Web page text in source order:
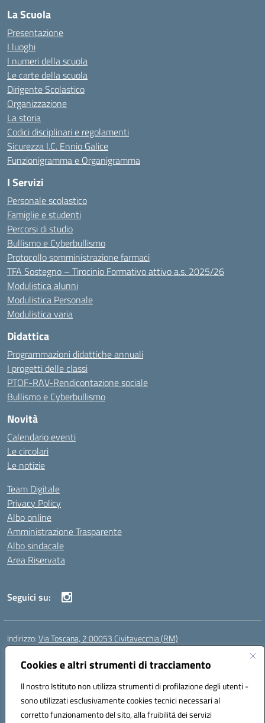
Cookies e altri strumenti di tracciamento
Il nostro Istituto non utilizza strumenti di profilazione degli utenti -
sono utilizzati esclusivamente cookies tecnici necessari al
corretto funzionamento del sito, alla fruibilità dei servizi
La Scuola
Presentazione
I luoghi
I numeri della scuola
Le carte della scuola
Dirigente Scolastico
Organizzazione
La storia
Codici disciplinari e regolamenti
Sicurezza I.C. Ennio Galice
Funzionigramma e Organigramma
I Servizi
Personale scolastico
Famiglie e studenti
Percorsi di studio
Bullismo e Cyberbullismo
Protocollo somministrazione farmaci
TFA Sostegno – Tirocinio Formativo attivo a.s. 2025/26
Modulistica alunni
Modulistica Personale
Modulistica varia
Didattica
Programmazioni didattiche annuali
I progetti delle classi
PTOF-RAV-Rendicontazione sociale
Bullismo e Cyberbullismo
Novità
Calendario eventi
Le circolari
Le notizie
Team Digitale
Privacy Policy
Albo online
Amministrazione Trasparente
Albo sindacale
Area Riservata
Seguici su:
Indirizzo:Via Toscana, 2 00053 Civitavecchia (RM)
Centralino:
Posta elettronica certificata (PEC):rmic8b900g@pec.istruzione.it
Codice fiscale: 91038380589
Codice meccanografico:RMIC8B900G
Codice Indice delle Pubbliche Amministrazioni (IPA): istsc_rmic8b900g